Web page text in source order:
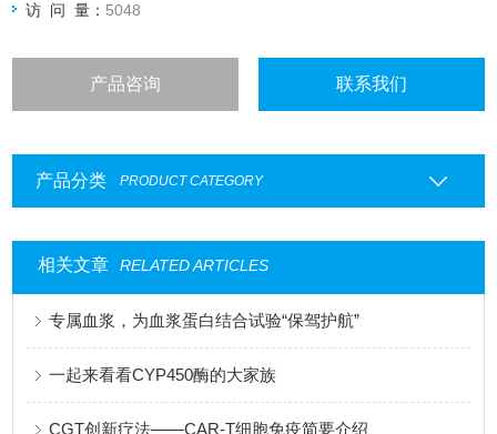
访 问 量： 5048
产品咨询 联系我们
产品分类 PRODUCT CATEGORY
相关文章 RELATED ARTICLES
专属血浆，为血浆蛋白结合试验“保驾护航”
一起来看看CYP450酶的大家族
CGT创新疗法——CAR-T细胞免疫简要介绍